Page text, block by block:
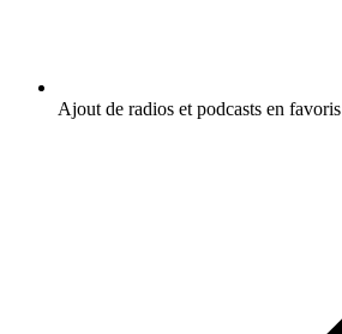
Ajout de radios et podcasts en favoris